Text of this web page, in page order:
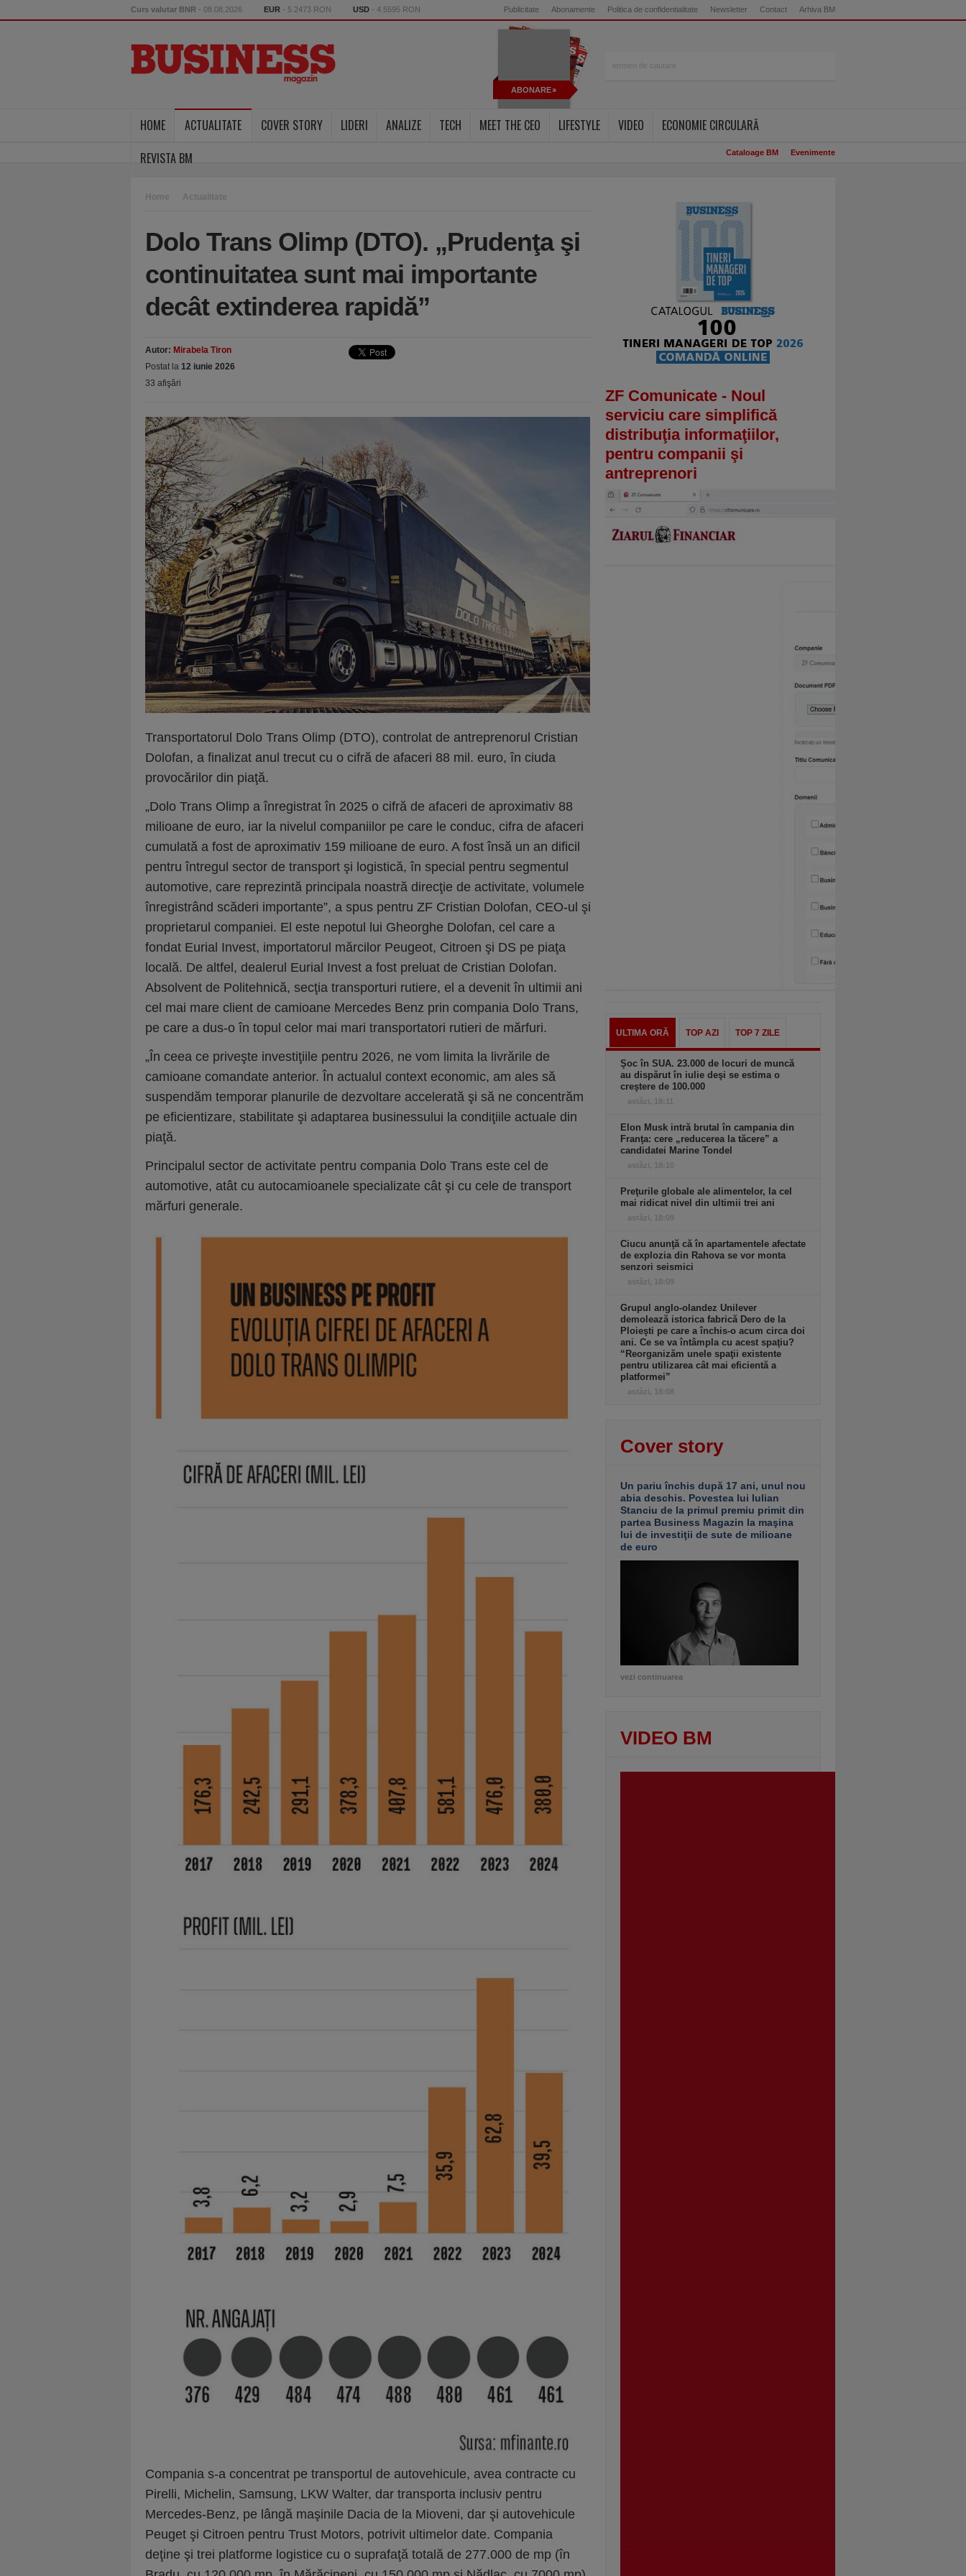
Curs valutar BNR - 08.08.2026 EUR - 5.2473 RON USD - 4.5595 RON Publicitate Abonamente Politica de confidentialitate Newsletter Contact Arhiva BM
ABONARE
HOME ACTUALITATE COVER STORY LIDERI ANALIZE TECH MEET THE CEO LIFESTYLE VIDEO
ECONOMIE CIRCULARĂ
REVISTA BM
Cataloage BM Evenimente
Home Actualitate
Dolo Trans Olimp (DTO). „Prudenţa şi
continuitatea sunt mai importante
decât extinderea rapidă”
Autor: Mirabela Tiron
Postat la 12 iunie 2026
33 afişări
Transportatorul Dolo Trans Olimp (DTO), controlat de antreprenorul Cristian
Dolofan, a finalizat anul trecut cu o cifră de afaceri 88 mil. euro, în ciuda
provocărilor din piaţă.
„Dolo Trans Olimp a înregistrat în 2025 o cifră de afaceri de aproximativ 88
milioane de euro, iar la nivelul companiilor pe care le conduc, cifra de afaceri
cumulată a fost de aproximativ 159 milioane de euro. A fost însă un an dificil
pentru întregul sector de transport şi logistică, în special pentru segmentul
automotive, care reprezintă principala noastră direcţie de activitate, volumele
înregistrând scăderi importante”, a spus pentru ZF Cristian Dolofan, CEO-ul şi
proprietarul companiei. El este nepotul lui Gheorghe Dolofan, cel care a
fondat Eurial Invest, importatorul mărcilor Peugeot, Citroen şi DS pe piaţa
locală. De altfel, dealerul Eurial Invest a fost preluat de Cristian Dolofan.
Absolvent de Politehnică, secţia transporturi rutiere, el a devenit în ultimii ani
cel mai mare client de camioane Mercedes Benz prin compania Dolo Trans,
pe care a dus-o în topul celor mai mari transportatori rutieri de mărfuri.
„În ceea ce priveşte investiţiile pentru 2026, ne vom limita la livrările de
camioane comandate anterior. În actualul context economic, am ales să
suspendăm temporar planurile de dezvoltare accelerată şi să ne concentrăm
pe eficientizare, stabilitate şi adaptarea businessului la condiţiile actuale din
piaţă.
Principalul sector de activitate pentru compania Dolo Trans este cel de
automotive, atât cu autocamioanele specializate cât şi cu cele de transport
mărfuri generale.
Compania s-a concentrat pe transportul de autovehicule, avea contracte cu
Pirelli, Michelin, Samsung, LKW Walter, dar transporta inclusiv pentru
Mercedes-Benz, pe lângă maşinile Dacia de la Mioveni, dar şi autovehicule
Peuget şi Citroen pentru Trust Motors, potrivit ultimelor date. Compania
deţine şi trei platforme logistice cu o suprafaţă totală de 277.000 de mp (în
ZF Comunicate - Noul
serviciu care simplifică
distribuţia informaţiilor,
pentru companii şi
antreprenori
ULTIMA ORĂ TOP AZI TOP 7 ZILE
Şoc în SUA. 23.000 de locuri de muncă
au dispărut în iulie deşi se estima o
creştere de 100.000
astăzi, 18:11
Elon Musk intră brutal în campania din
Franţa: cere „reducerea la tăcere” a
candidatei Marine Tondel
astăzi, 18:10
Preţurile globale ale alimentelor, la cel
mai ridicat nivel din ultimii trei ani
astăzi, 18:09
Ciucu anunţă că în apartamentele afectate
de explozia din Rahova se vor monta
senzori seismici
astăzi, 18:09
Grupul anglo-olandez Unilever
demolează istorica fabrică Dero de la
Ploieşti pe care a închis-o acum circa doi
ani. Ce se va întâmpla cu acest spaţiu?
“Reorganizăm unele spaţii existente
pentru utilizarea cât mai eficientă a
platformei”
astăzi, 18:08
Cover story
Un pariu închis după 17 ani, unul nou
abia deschis. Povestea lui Iulian
Stanciu de la primul premiu primit din
partea Business Magazin la maşina
lui de investiţii de sute de milioane
de euro
vezi continuarea
VIDEO BM